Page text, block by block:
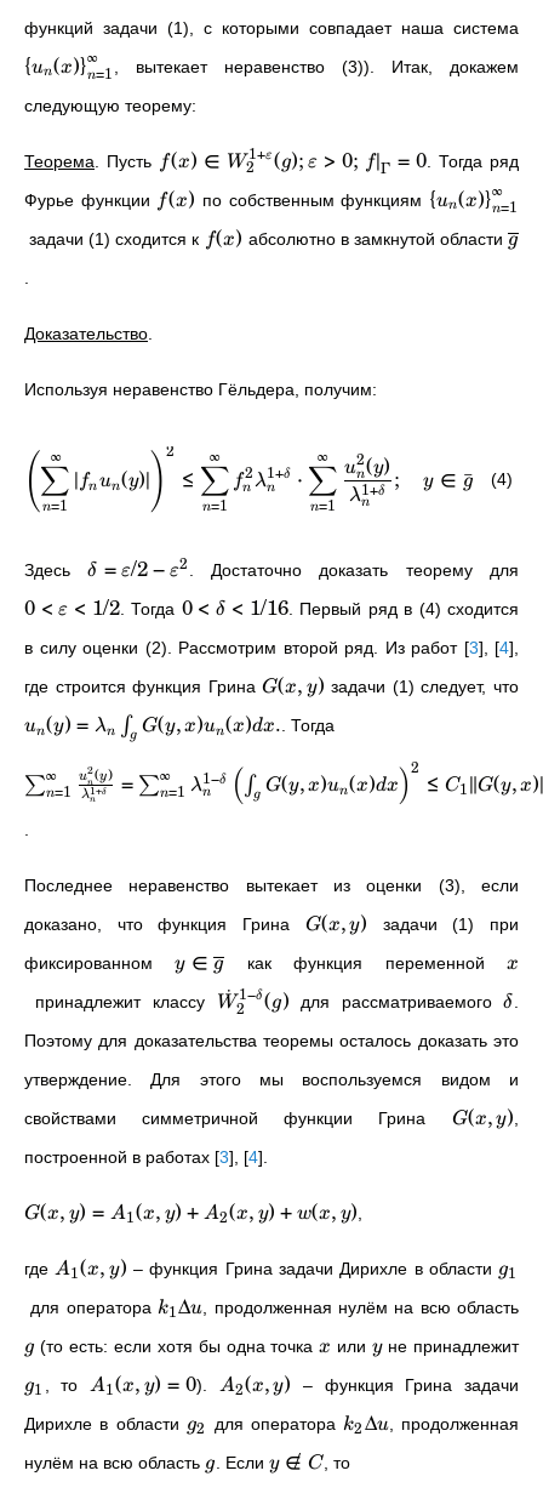
функций задачи (1), с которыми совпадает наша система
{un(x)}n=1
∞
, вытекает неравенство (3)). Итак, докажем
следующую теорему:
Теорема . Пусть f(x) ∈ W2
1+ε(g); ε > 0; f∣Γ = 0. Тогда ряд
Фурье функции f(x) по собственным функциям {un(x)}n=1
∞
задачи (1) сходится к f(x) абсолютно в замкнутой области g
Доказательство
Используя неравенство Гёльдера, получим:
( n=1
∑
∞
∣ fnun(y)∣ )2
≤
n=1
∑
∞
fn
2λn
1+δ ⋅
n=1
∑
∞
λn
1+δ
un
2(y) ; y ∈ g
ˉ (4)
Здесьδ = ε/2− ε2 . Достаточно доказать теорему для
0 < ε < 1/2. Тогда 0 < δ < 1/16 . Первый ряд в (4) сходится
в силу оценки (2). Рассмотрим второй ряд. Из работ [3] [4]
где строится функция ГринаG(x, y) задачи (1) следует, что
un(y) = λn ∫g G(y, x)un(x)dx. . Тогда
∑n=1
∞
λn
1+δ
un
2(y) = ∑n=1
∞
λn
1−δ ( ∫g G(y, x)un(x)dx)2
≤ C1∥G(y, x)
Последнее неравенство вытекает из оценки (3), если
доказано, что функция Грина G(x, y) задачи (1) при
фиксированномy ∈ g как функция переменнойx
принадлежит классу
W
˙ 2
1−δ (g) для рассматриваемогоδ
Поэтому для доказательства теоремы осталось доказать это
утверждение. Для этого мы воспользуемся видом и
свойствами симметричной функции Грина G(x, y)
построенной в работах [3] [4]
G(x, y) = A1(x, y) + A2(x, y) + w(x, y)
где A1(x, y) – функция Грина задачи Дирихле в области g1
для оператора k1Δu , продолженная нулём на всю область
g (то есть: если хотя бы одна точкаx или yне принадлежит
g1 , то A1(x, y) = 0). A2(x, y) – функция Грина задачи
Дирихле в области g2 для оператора k2Δu, продолженная
нулём на всю область g . Если y ∈
/ C, то